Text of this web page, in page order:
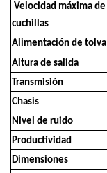
Velocidad máxima de
cuchillas
Alimentación de tolva
Altura de salida
Transmisión
Chasis
Nivel de ruido
Productividad
Dimensiones